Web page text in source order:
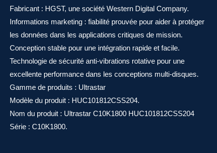
Fabricant : HGST, une société Western Digital Company.
Informations marketing : fiabilité prouvée pour aider à protéger
les données dans les applications critiques de mission.
Conception stable pour une intégration rapide et facile.
Technologie de sécurité anti-vibrations rotative pour une
excellente performance dans les conceptions multi-disques.
Gamme de produits : Ultrastar
Modèle du produit : HUC101812CSS204.
Nom du produit : Ultrastar C10K1800 HUC101812CSS204
Série : C10K1800.